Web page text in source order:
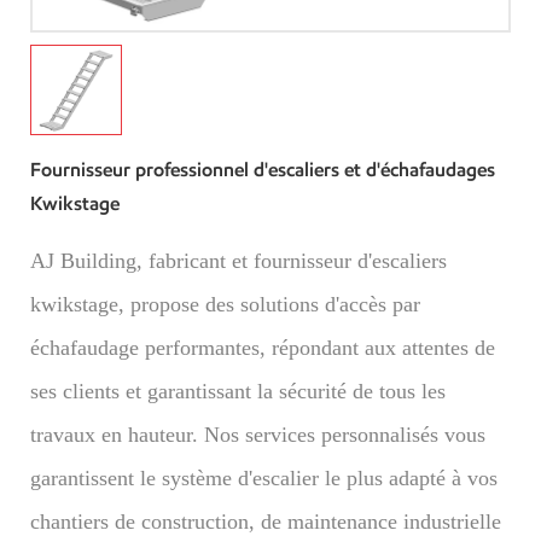
Fournisseur professionnel d'escaliers et d'échafaudages
Kwikstage
AJ Building, fabricant et fournisseur d'escaliers
kwikstage, propose des solutions d'accès par
échafaudage performantes, répondant aux attentes de
ses clients et garantissant la sécurité de tous les
travaux en hauteur. Nos services personnalisés vous
garantissent le système d'escalier le plus adapté à vos
chantiers de construction, de maintenance industrielle